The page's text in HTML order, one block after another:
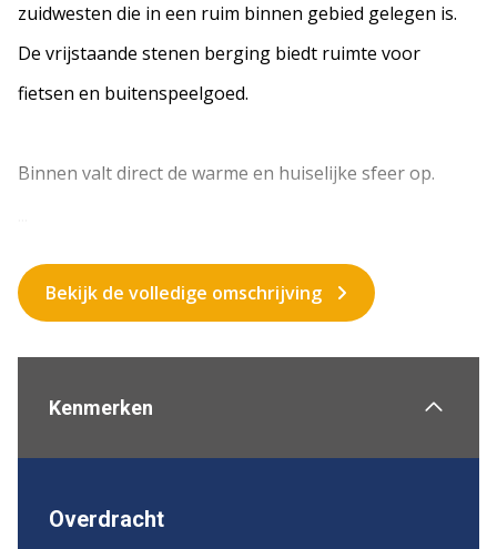
zuidwesten die in een ruim binnen gebied gelegen is.
De vrijstaande stenen berging biedt ruimte voor
fietsen en buitenspeelgoed.
Binnen valt direct de warme en huiselijke sfeer op.
Bekijk de volledige omschrijving
Kenmerken
Overdracht